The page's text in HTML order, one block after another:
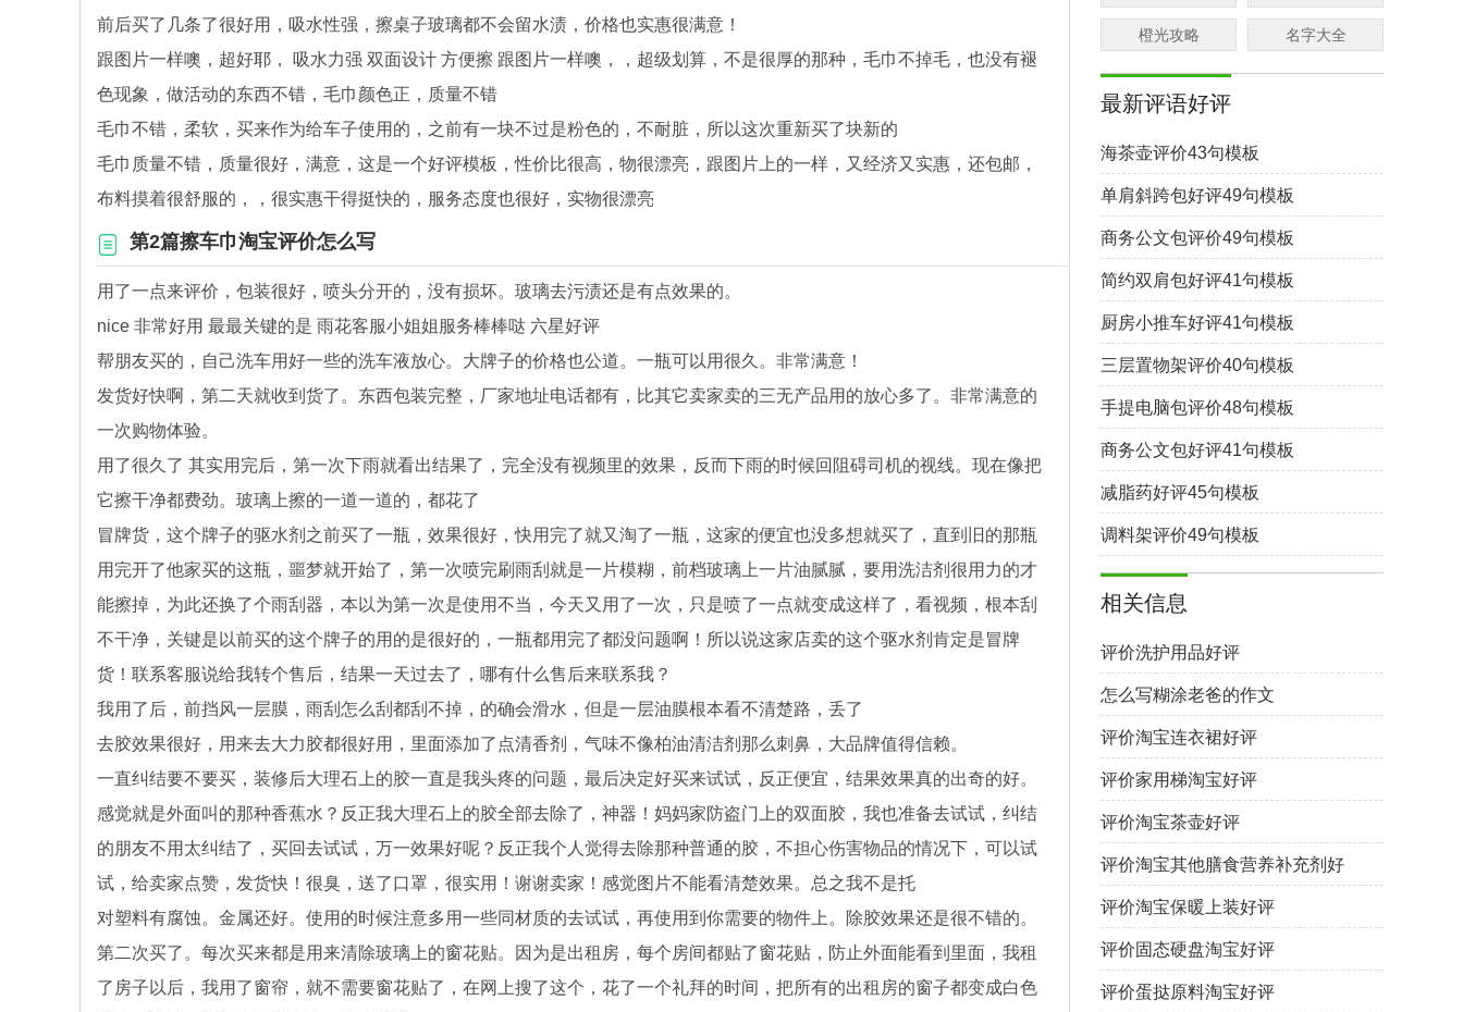
前后买了几条了很好用，吸水性强，擦桌子玻璃都不会留水渍，价格也实惠很满意！
跟图片一样噢，超好耶， 吸水力强 双面设计 方便擦 跟图片一样噢，，超级划算，不是很厚的那种，毛巾不掉毛，也没有褪
色现象，做活动的东西不错，毛巾颜色正，质量不错
毛巾不错，柔软，买来作为给车子使用的，之前有一块不过是粉色的，不耐脏，所以这次重新买了块新的
毛巾质量不错，质量很好，满意，这是一个好评模板，性价比很高，物很漂亮，跟图片上的一样，又经济又实惠，还包邮，
布料摸着很舒服的，，很实惠干得挺快的，服务态度也很好，实物很漂亮
第2篇擦车巾淘宝评价怎么写
用了一点来评价，包装很好，喷头分开的，没有损坏。玻璃去污渍还是有点效果的。
nice 非常好用 最最关键的是 雨花客服小姐姐服务棒棒哒 六星好评
帮朋友买的，自己洗车用好一些的洗车液放心。大牌子的价格也公道。一瓶可以用很久。非常满意！
发货好快啊，第二天就收到货了。东西包装完整，厂家地址电话都有，比其它卖家卖的三无产品用的放心多了。非常满意的
一次购物体验。
用了很久了 其实用完后，第一次下雨就看出结果了，完全没有视频里的效果，反而下雨的时候回阻碍司机的视线。现在像把
它擦干净都费劲。玻璃上擦的一道一道的，都花了
冒牌货，这个牌子的驱水剂之前买了一瓶，效果很好，快用完了就又淘了一瓶，这家的便宜也没多想就买了，直到旧的那瓶
用完开了他家买的这瓶，噩梦就开始了，第一次喷完刷雨刮就是一片模糊，前档玻璃上一片油腻腻，要用洗洁剂很用力的才
能擦掉，为此还换了个雨刮器，本以为第一次是使用不当，今天又用了一次，只是喷了一点就变成这样了，看视频，根本刮
不干净，关键是以前买的这个牌子的用的是很好的，一瓶都用完了都没问题啊！所以说这家店卖的这个驱水剂肯定是冒牌
货！联系客服说给我转个售后，结果一天过去了，哪有什么售后来联系我？
我用了后，前挡风一层膜，雨刮怎么刮都刮不掉，的确会滑水，但是一层油膜根本看不清楚路，丢了
去胶效果很好，用来去大力胶都很好用，里面添加了点清香剂，气味不像柏油清洁剂那么刺鼻，大品牌值得信赖。
一直纠结要不要买，装修后大理石上的胶一直是我头疼的问题，最后决定好买来试试，反正便宜，结果效果真的出奇的好。
感觉就是外面叫的那种香蕉水？反正我大理石上的胶全部去除了，神器！妈妈家防盗门上的双面胶，我也准备去试试，纠结
的朋友不用太纠结了，买回去试试，万一效果好呢？反正我个人觉得去除那种普通的胶，不担心伤害物品的情况下，可以试
试，给卖家点赞，发货快！很臭，送了口罩，很实用！谢谢卖家！感觉图片不能看清楚效果。总之我不是托
对塑料有腐蚀。金属还好。使用的时候注意多用一些同材质的去试试，再使用到你需要的物件上。除胶效果还是很不错的。
第二次买了。每次买来都是用来清除玻璃上的窗花贴。因为是出租房，每个房间都贴了窗花贴，防止外面能看到里面，我租
了房子以后，我用了窗帘，就不需要窗花贴了，在网上搜了这个，花了一个礼拜的时间，把所有的出租房的窗子都变成白色
橙光攻略 名字大全
最新评语好评
海茶壶评价43句模板
单肩斜跨包好评49句模板
商务公文包评价49句模板
简约双肩包好评41句模板
厨房小推车好评41句模板
三层置物架评价40句模板
手提电脑包评价48句模板
商务公文包好评41句模板
减脂药好评45句模板
调料架评价49句模板
相关信息
评价洗护用品好评
怎么写糊涂老爸的作文
评价淘宝连衣裙好评
评价家用梯淘宝好评
评价淘宝茶壶好评
评价淘宝其他膳食营养补充剂好
评
评价淘宝保暖上装好评
评价固态硬盘淘宝好评
评价蛋挞原料淘宝好评